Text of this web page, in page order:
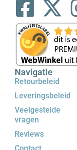
Navigatie
Retourbeleid
Leveringsbeleid
Veelgestelde
vragen
Reviews